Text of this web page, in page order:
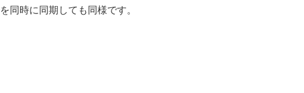
同時に同期しても同様です。